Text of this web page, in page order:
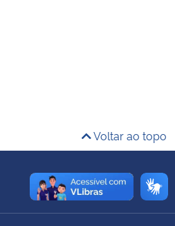
Voltar ao topo